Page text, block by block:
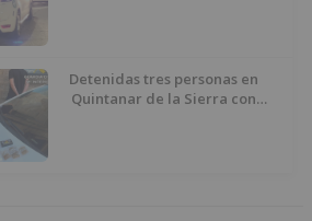
Detenidas tres personas en
Quintanar de la Sierra con